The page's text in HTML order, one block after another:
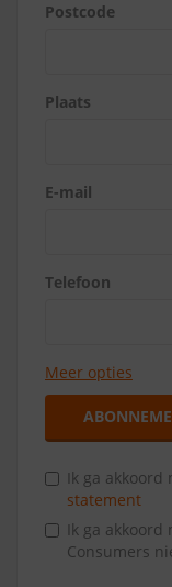
Postcode
Plaats
E-mail
Telefoon
Meer opties
Ik ga akkoord
statement
Ik ga
Consumers